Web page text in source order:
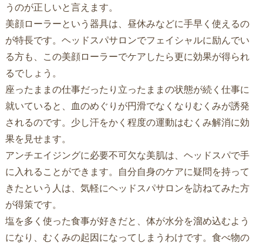
うのが正しいと言えます。
美顔ローラーという器具は、昼休みなどに手早く使えるの
が特長です。ヘッドスパサロンでフェイシャルに励んでい
る方も、この美顔ローラーでケアしたら更に効果が得られ
るでしょう。
座ったままの仕事だったり立ったままの状態が続く仕事に
就いていると、血のめぐりが円滑でなくなりむくみが誘発
されるのです。少し汗をかく程度の運動はむくみ解消に効
果を見せます。
アンチエイジングに必要不可欠な美肌は、ヘッドスパで手
に入れることができます。自分自身のケアに疑問を持って
きたという人は、気軽にヘッドスパサロンを訪ねてみた方
が得策です。
塩を多く使った食事が好きだと、体が水分を溜め込むよう
になり、むくみの起因になってしまうわけです。食べ物の